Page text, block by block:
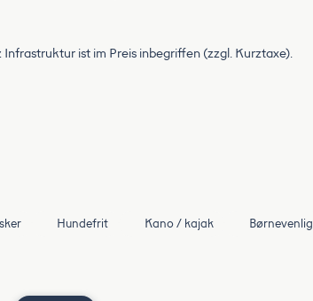
ist im Preis inbegriffen (zzgl. Kurztaxe).
Hundefrit Kano / kajak Børnevenlig